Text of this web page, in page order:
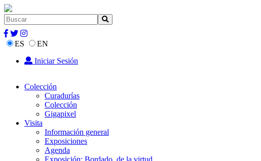
ES
EN
Iniciar Sesión
Colección
Curadurías
Colección
Gigapixel
Visita
Información general
Exposiciones
Agenda
Exposición: Bordado, de la virtud